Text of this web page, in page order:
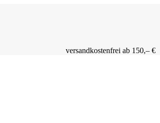
versandkostenfrei ab 150,– €